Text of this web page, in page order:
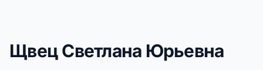
Щвец Светлана Юрьевна